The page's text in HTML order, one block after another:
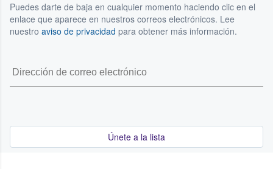
Puedes darte de baja en cualquier momento haciendo clic en el
enlace que aparece en nuestros correos electrónicos. Lee
nuestro aviso de privacidad para obtener más información.
Únete a la lista